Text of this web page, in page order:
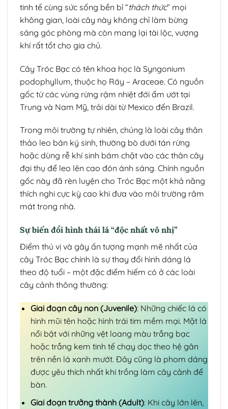
tinh tế cùng sức sống bền bỉ “thách thức” mọi
không gian, loài cây này không chỉ làm bừng
sáng góc phòng mà còn mang lại tài lộc, vượng
khí rất tốt cho gia chủ.
Cây Tróc Bạc có tên khoa học là Syngonium
podophyllum, thuộc họ Ráy – Araceae. Có nguồn
gốc từ các vùng rừng rậm nhiệt đới ẩm ướt tại
Trung và Nam Mỹ, trải dài từ Mexico đến Brazil.
Trong môi trường tự nhiên, chúng là loài cây thân
thảo leo bán ký sinh, thường bò dưới tán rừng
hoặc dùng rễ khí sinh bám chặt vào các thân cây
đại thụ để leo lên cao đón ánh sáng. Chính nguồn
gốc này đã rèn luyện cho Tróc Bạc một khả năng
thích nghi cực kỳ cao khi đưa vào môi trường râm
mát trong nhà.
Sự biến đổi hình thái lá “độc nhất vô nhị”
Điểm thú vị và gây ấn tượng mạnh mẽ nhất của
cây Tróc Bạc chính là sự thay đổi hình dáng lá
theo độ tuổi – một đặc điểm hiếm có ở các loài
cây cảnh thông thường:
Giai đoạn cây non (Juvenile): Những chiếc lá có
hình mũi tên hoặc hình trái tim mềm mại. Mặt lá
nổi bật với những vệt loang màu trắng bạc
hoặc trắng kem tinh tế chạy dọc theo hệ gân
trên nền lá xanh mướt. Đây cũng là phom dáng
được yêu thích nhất khi trồng làm cây cảnh để
bàn.
Giai đoạn trưởng thành (Adult): Khi cây lớn lên,